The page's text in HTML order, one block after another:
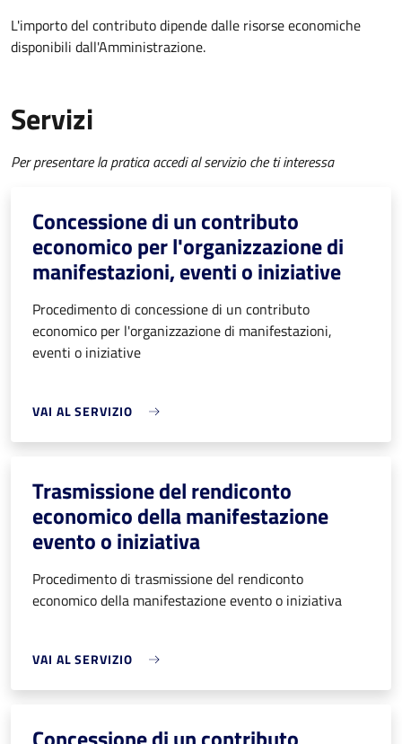
L'importo del contributo dipende dalle risorse economiche
disponibili dall'Amministrazione.
Servizi
Per presentare la pratica accedi al servizio che ti interessa
Concessione di un contributo
economico per l'organizzazione di
manifestazioni, eventi o iniziative
Procedimento di concessione di un contributo
economico per l'organizzazione di manifestazioni,
eventi o iniziative
VAI AL SERVIZIO
Trasmissione del rendiconto
economico della manifestazione
evento o iniziativa
Procedimento di trasmissione del rendiconto
economico della manifestazione evento o iniziativa
VAI AL SERVIZIO